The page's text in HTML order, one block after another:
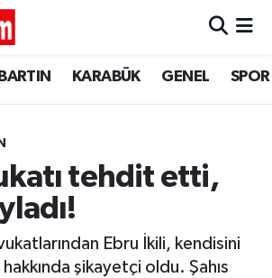
BARTIN KARABÜK GENEL SPOR
tehdit etti,
Ebru İkili, kendisini
şikayetçi oldu. Şahıs
Durumu
Durumu ve Fikstür